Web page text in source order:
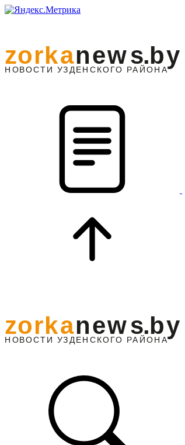
НО ВОСТИ УЗДЕНС КО ГО РАЙОНА
zorkanews.by